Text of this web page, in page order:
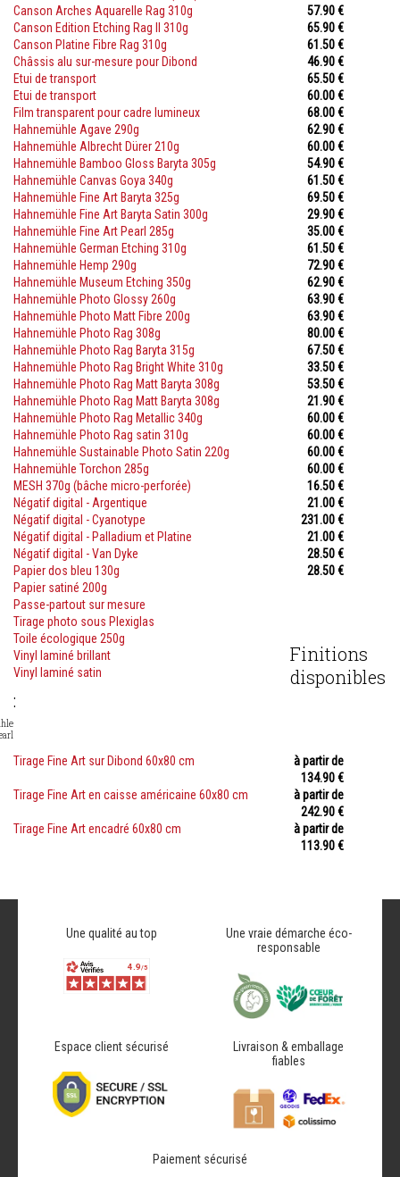
Canson Arches Aquarelle Rag 310g
Canson Edition Etching Rag II 310g
Canson Platine Fibre Rag 310g
57.90 €
Châssis alu sur-mesure pour Dibond
Etui de transport
Etui de transport
Film transparent pour cadre lumineux
65.90 €
Hahnemühle Agave 290g
61.50 €
Hahnemühle Albrecht Dürer 210g
46.90 €
Hahnemühle Bamboo Gloss Baryta 305g
65.50 €
Hahnemühle Canvas Goya 340g
60.00 €
Hahnemühle Fine Art Baryta 325g
68.00 €
Hahnemühle Fine Art Baryta Satin 300g
62.90 €
Hahnemühle Fine Art Pearl 285g
60.00 €
Hahnemühle German Etching 310g
54.90 €
Hahnemühle Hemp 290g
61.50 €
Hahnemühle Museum Etching 350g
69.50 €
Hahnemühle Photo Glossy 260g
29.90 €
Hahnemühle Photo Matt Fibre 200g
35.00 €
Hahnemühle Photo Rag 308g
61.50 €
Hahnemühle Photo Rag Baryta 315g
72.90 €
Hahnemühle Photo Rag Bright White 310g
62.90 €
Hahnemühle Photo Rag Matt Baryta 308g
63.90 €
Hahnemühle Photo Rag Matt Baryta 308g
63.90 €
Hahnemühle Photo Rag Metallic 340g
80.00 €
Hahnemühle Photo Rag satin 310g
67.50 €
Hahnemühle Sustainable Photo Satin 220g
33.50 €
Hahnemühle Torchon 285g
53.50 €
MESH 370g (bâche micro-perforée)
21.90 €
Négatif digital - Argentique
60.00 €
Négatif digital - Cyanotype
60.00 €
Négatif digital - Palladium et Platine
60.00 €
Négatif digital - Van Dyke
60.00 €
Papier dos bleu 130g
16.50 €
Papier satiné 200g
21.00 €
Passe-partout sur mesure
Tirage photo sous Plexiglas
231.00 €
Toile écologique 250g
21.00 €
Vinyl laminé brillant
28.50 €
Vinyl laminé satin
28.50 €
Finitions
disponibles
:
Tirage Fine Art sur Dibond 60x80 cm
à partir de
134.90 €
Tirage Fine Art en caisse américaine 60x80 cm
à partir de
242.90 €
Tirage Fine Art encadré 60x80 cm
à partir de
113.90 €
Une qualité au top
Une vraie démarche éco-
responsable
Espace client sécurisé
Livraison & emballage
fiables
Paiement sécurisé